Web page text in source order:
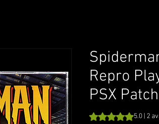
Repro
PSX
A classificação é
5.0 | 2